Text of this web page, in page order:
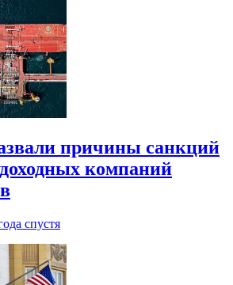
причины санкций
компаний
спустя